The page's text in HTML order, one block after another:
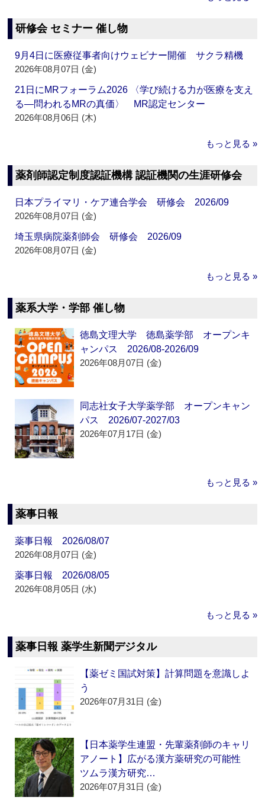
研修会 セミナー 催し物
9月4日に医療従事者向けウェビナー開催 サクラ精機
2026年08月07日 (金)
21日にMRフォーラム2026 〈学び続ける力が医療を支え
る―問われるMRの真価〉 MR認定センター
2026年08月06日 (木)
もっと見る »
薬剤師認定制度認証機構 認証機関の生涯研修会
日本プライマリ・ケア連合学会 研修会 2026/09
2026年08月07日 (金)
埼玉県病院薬剤師会 研修会 2026/09
2026年08月07日 (金)
もっと見る »
薬系大学・学部 催し物
徳島文理大学 徳島薬学部 オープンキ
ャンパス 2026/08-2026/09
2026年08月07日 (金)
同志社女子大学薬学部 オープンキャン
パス 2026/07-2027/03
2026年07月17日 (金)
もっと見る »
薬事日報
薬事日報 2026/08/07
2026年08月07日 (金)
薬事日報 2026/08/05
2026年08月05日 (水)
もっと見る »
薬事日報 薬学生新聞デジタル
【薬ゼミ国試対策】計算問題を意識しよ
う
2026年07月31日 (金)
【日本薬学生連盟・先輩薬剤師のキャリ
アノート】広がる漢方薬研究の可能性
ツムラ漢方研究…
2026年07月31日 (金)